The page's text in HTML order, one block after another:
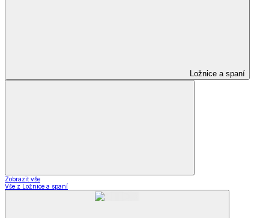
Ložnice a spaní
Zobrazit vše
Vše z Ložnice a spaní